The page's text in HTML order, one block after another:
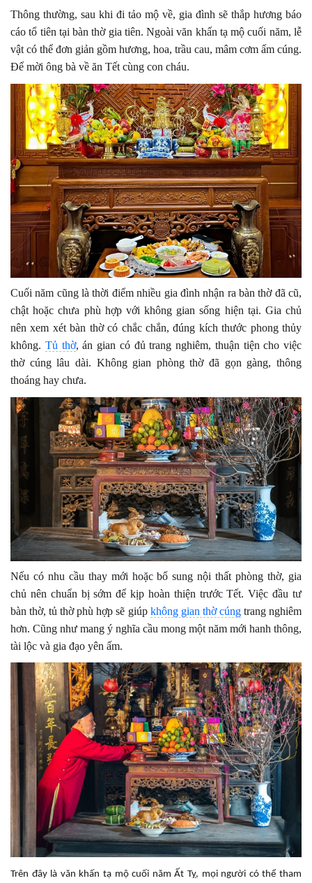
Thông thường, sau khi đi tảo mộ về, gia đình sẽ thắp hương báo
cáo tổ tiên tại bàn thờ gia tiên. Ngoài văn khấn tạ mộ cuối năm, lễ
vật có thể đơn giản gồm hương, hoa, trầu cau, mâm cơm ấm cúng.
Để mời ông bà về ăn Tết cùng con cháu.
Cuối năm cũng là thời điểm nhiều gia đình nhận ra bàn thờ đã cũ,
chật hoặc chưa phù hợp với không gian sống hiện tại. Gia chủ
nên xem xét bàn thờ có chắc chắn, đúng kích thước phong thủy
không. Tủ thờ, án gian có đủ trang nghiêm, thuận tiện cho việc
thờ cúng lâu dài. Không gian phòng thờ đã gọn gàng, thông
thoáng hay chưa.
Nếu có nhu cầu thay mới hoặc bổ sung nội thất phòng thờ, gia
chủ nên chuẩn bị sớm để kịp hoàn thiện trước Tết. Việc đầu tư
bàn thờ, tủ thờ phù hợp sẽ giúp không gian thờ cúngtrang nghiêm
hơn. Cũng như mang ý nghĩa cầu mong một năm mới hanh thông,
tài lộc và gia đạo yên ấm.
Trên đây là văn khấn tạ mộ cuối năm Ất Tỵ, mọi người có thể tham